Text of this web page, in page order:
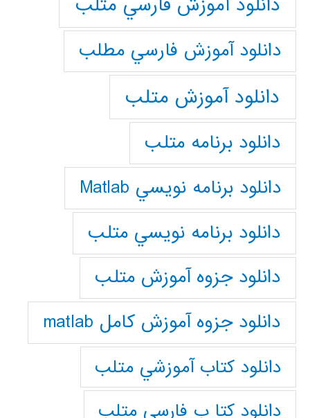
دانلود آموزش فارسي مطلب
دانلود آموزش متلب
دانلود برنامه متلب
دانلود برنامه نويسي Matlab
دانلود برنامه نويسي متلب
دانلود جزوه آموزش متلب
دانلود جزوه آموزش کامل matlab
دانلود كتاب آموزشي متلب
دانلود كتا ب فارسي متلب